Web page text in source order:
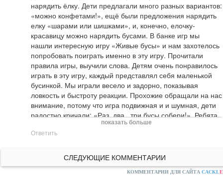
нарядить ёлку. Дети предлагали много разных вариантов:
«можно конфетами!», ещё были предложения нарядить
елку «шарами или шишками», и, конечно, елочку-
красавицу можно нарядить бусами. В банке игр мы
нашли интересную игру «Живые бусы» и нам захотелось
попробовать поиграть именно в эту игру. Прочитали
правила игры, выучили слова. Детям очень понравилось
играть в эту игру, каждый представлял себя маленькой
бусинкой. Мы играли весело и задорно, показывая
ловкость и быстроту реакции. Прохожие обращали на нас
внимание, потому что игра подвижная и и шумная, дети
радостно кричали: «Раз, два , три бусы собери!». Ребята
-бусинки отвечали : «Не догонишь! Не поймаешь!» Игра
так же укрепляет дружбу между ребятами. Спасибо за
показать больше
Ответить
СЛЕДУЮЩИЕ КОММЕНТАРИИ
КОММЕНТАРИИ ДЛЯ САЙТА CACKLE